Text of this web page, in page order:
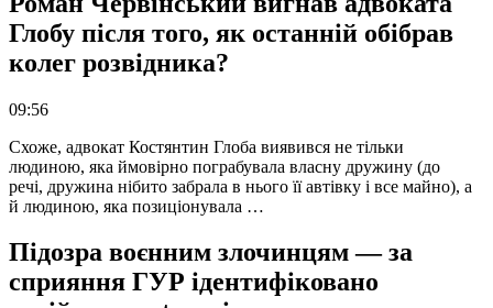
Глобу після того, як останній обібрав
колег розвідника?
09:56
Схоже, адвокат Костянтин Глоба виявився не тільки
людиною, яка ймовірно пограбувала власну дружину (до
речі, дружина нібито забрала в нього її автівку і все майно), а
й людиною, яка позиціонувала …
Підозра воєнним злочинцям — за
сприяння ГУР ідентифіковано